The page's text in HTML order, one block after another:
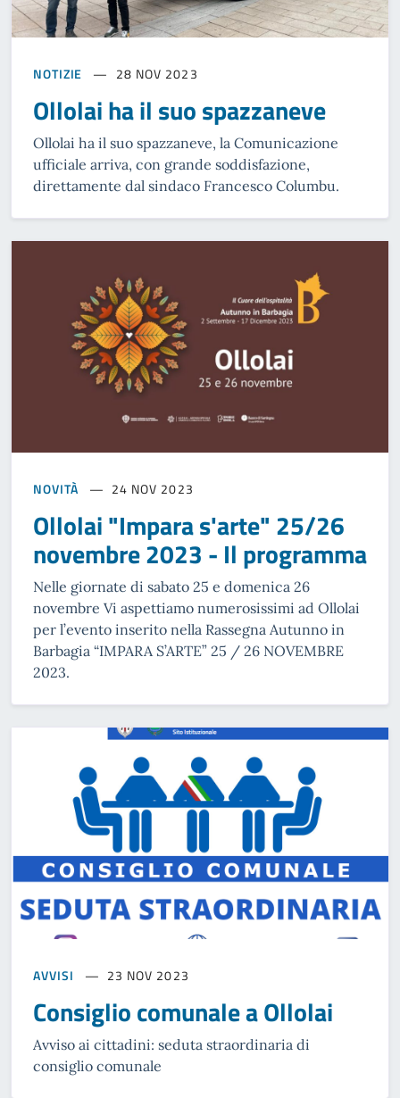
NOTIZIE 28 NOV 2023
Ollolai ha il suo spazzaneve
Ollolai ha il suo spazzaneve, la Comunicazione
ufficiale arriva, con grande soddisfazione,
direttamente dal sindaco Francesco Columbu.
NOVITÀ 24 NOV 2023
Ollolai "Impara s'arte" 25/26
novembre 2023 - Il programma
Nelle giornate di sabato 25 e domenica 26
novembre Vi aspettiamo numerosissimi ad Ollolai
per l’evento inserito nella Rassegna Autunno in
Barbagia “IMPARA S’ARTE” 25 / 26 NOVEMBRE
2023.
AVVISI 23 NOV 2023
Consiglio comunale a Ollolai
Avviso ai cittadini: seduta straordinaria di
consiglio comunale